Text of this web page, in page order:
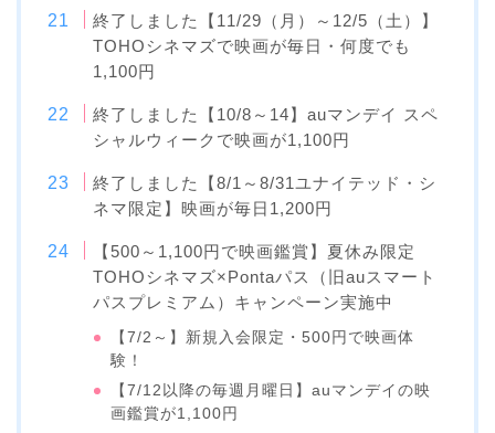
終了しました【11/29（月）～12/5（土）】
TOHOシネマズで映画が毎日・何度でも
1,100円
終了しました【10/8～14】auマンデイ スペ
シャルウィークで映画が1,100円
終了しました【8/1～8/31ユナイテッド・シ
ネマ限定】映画が毎日1,200円
【500～1,100円で映画鑑賞】夏休み限定
TOHOシネマズ×Pontaパス（旧auスマート
パスプレミアム）キャンペーン実施中
【7/2～】新規入会限定・500円で映画体
験！
【7/12以降の毎週月曜日】auマンデイの映
画鑑賞が1,100円